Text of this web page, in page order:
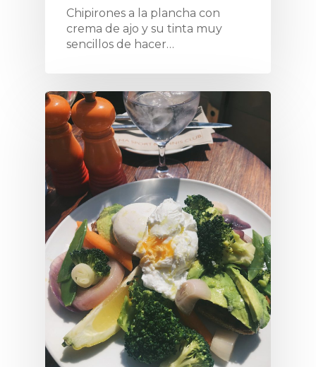
Chipirones a la plancha con
crema de ajo y su tinta muy
sencillos de hacer…